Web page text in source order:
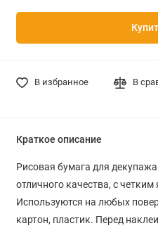
В избранное В
Краткое описание
Рисовая бумага для декупажа
отличного качества, с
Используются на любых
картон, пластик. Перед